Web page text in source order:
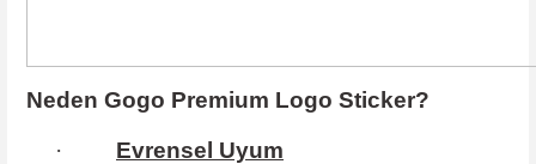
Neden Gogo Premium Logo Sticker?
·
Evrensel Uyum